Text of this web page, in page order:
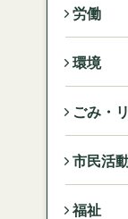
労働
環境
ごみ・
市民活
福祉